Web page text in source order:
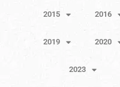
2015 2016
2019 2020
2023